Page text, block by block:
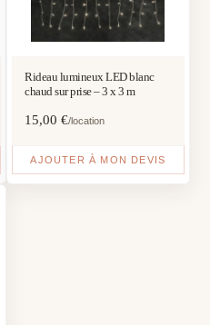
Rideau lumineux LED blanc
chaud sur prise – 3 x 3 m
15,00 €/location
AJOUTER À MON DEVIS